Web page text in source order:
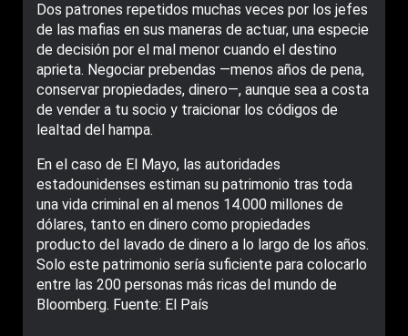
Dos patrones repetidos muchas veces por los jefes
de las mafias en sus maneras de actuar, una especie
de decisión por el mal menor cuando el destino
aprieta. Negociar prebendas ―menos años de pena,
conservar propiedades, dinero―, aunque sea a costa
de vender a tu socio y traicionar los códigos de
lealtad del hampa.
En el caso de El Mayo, las autoridades
estadounidenses estiman su patrimonio tras toda
una vida criminal en al menos 14.000 millones de
dólares, tanto en dinero como propiedades
producto del lavado de dinero a lo largo de los años.
Solo este patrimonio sería suficiente para colocarlo
entre las 200 personas más ricas del mundo de
Bloomberg. Fuente: El País